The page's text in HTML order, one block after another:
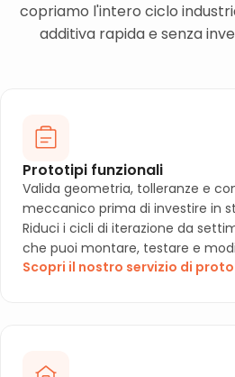
copriamo l'intero ciclo
additiva rapida e senza
Prototipi funzionali
Valida geometria, tolleranze e
meccanico prima di investire in
Riduci i cicli di iterazione da
che puoi montare, testare e
Scopri il nostro servizio di